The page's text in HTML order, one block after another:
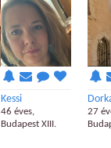
Kessi
46 éves,
Budapest XIII.
27